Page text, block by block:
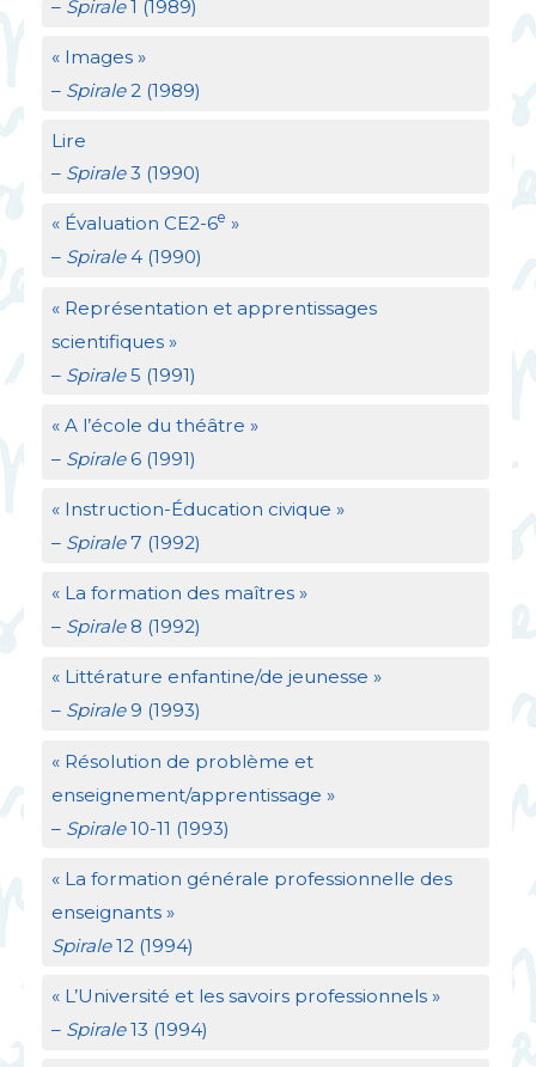
– Spirale1 (1989)
« Images »
– Spirale2 (1989)
Lire
– Spirale3 (1990)
« Évaluation CE2-6e »
– Spirale4 (1990)
« Représentation et apprentissages
scientifiques »
– Spirale5 (1991)
« A l’école du théâtre »
– Spirale6 (1991)
« Instruction-Éducation civique »
– Spirale7 (1992)
« La formation des maîtres »
– Spirale8 (1992)
« Littérature enfantine/de jeunesse »
– Spirale9 (1993)
« Résolution de problème et
enseignement/apprentissage »
– Spirale10-11 (1993)
« La formation générale professionnelle des
enseignants »
Spirale12 (1994)
« L’Université et les savoirs professionnels »
– Spirale13 (1994)